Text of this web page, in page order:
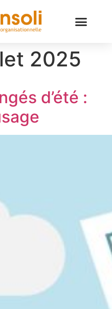
2025
d’été :